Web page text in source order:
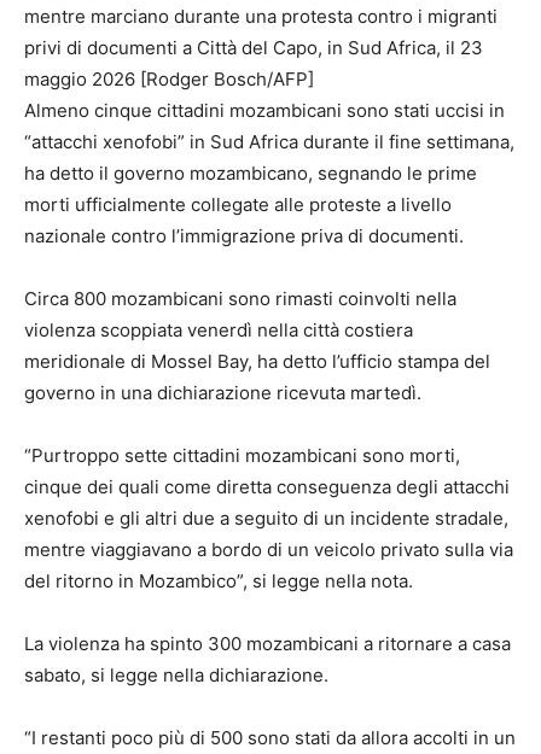
mentre marciano durante una protesta contro i migranti
privi di documenti a Città del Capo, in Sud Africa, il 23
maggio 2026 [Rodger Bosch/AFP]
Almeno cinque cittadini mozambicani sono stati uccisi in
“attacchi xenofobi” in Sud Africa durante il fine settimana,
ha detto il governo mozambicano, segnando le prime
morti ufficialmente collegate alle proteste a livello
nazionale contro l’immigrazione priva di documenti.
Circa 800 mozambicani sono rimasti coinvolti nella
violenza scoppiata venerdì nella città costiera
meridionale di Mossel Bay, ha detto l’ufficio stampa del
governo in una dichiarazione ricevuta martedì.
“Purtroppo sette cittadini mozambicani sono morti,
cinque dei quali come diretta conseguenza degli attacchi
xenofobi e gli altri due a seguito di un incidente stradale,
mentre viaggiavano a bordo di un veicolo privato sulla via
del ritorno in Mozambico”, si legge nella nota.
La violenza ha spinto 300 mozambicani a ritornare a casa
sabato, si legge nella dichiarazione.
“I restanti poco più di 500 sono stati da allora accolti in un